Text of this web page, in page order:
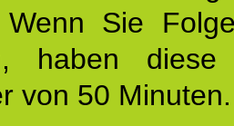
Sie
haben diese
von 50 Minuten.